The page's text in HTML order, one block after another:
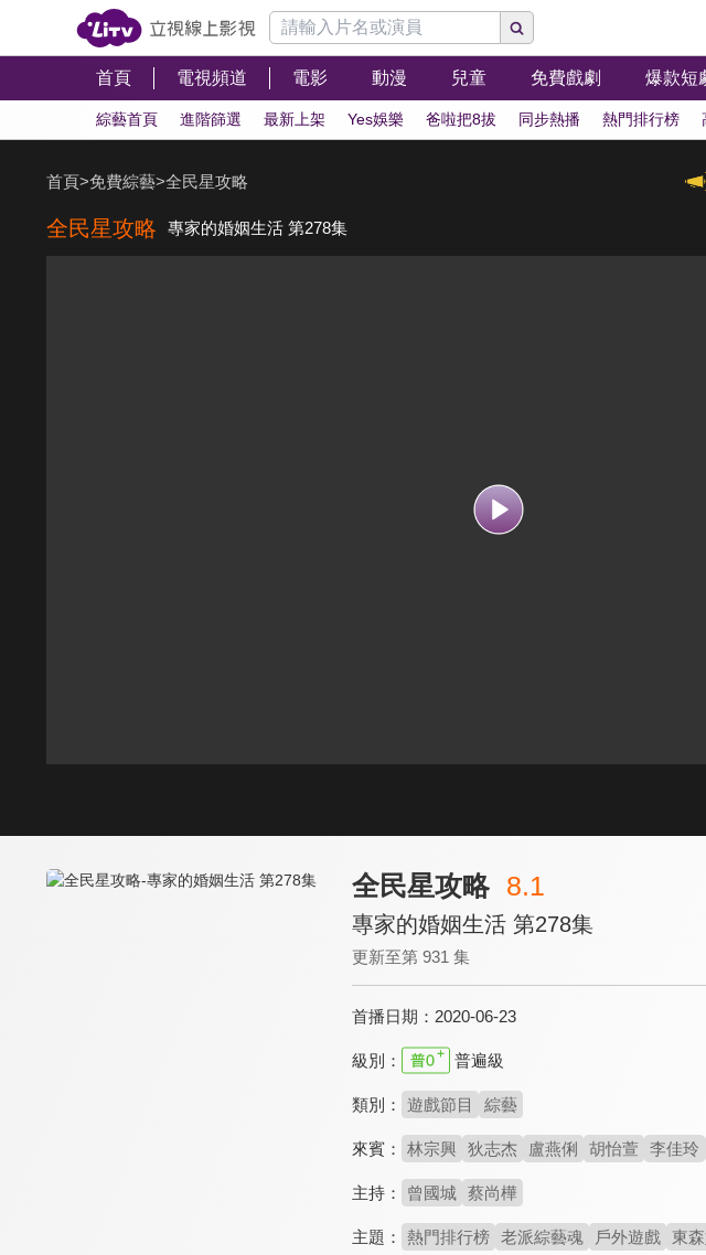
首頁 電視頻道 電影 動漫 兒童 免費戲劇 爆款短
綜藝首頁 進階篩選 最新上架 Yes娛樂 爸啦把8拔 同步熱播 熱門排行榜
首頁>免費綜藝>全民星攻略
全民星攻略 專家的婚姻生活 第278集
全民星攻略 8.1
專家的婚姻生活 第278集
更新至第 931 集
首播日期： 2020-06-23
級別： 普遍級
類別： 遊戲節目 綜藝
來賓： 林宗興 狄志杰 盧燕俐 胡怡萱 李佳玲
主持： 曾國城 蔡尚樺
主題： 熱門排行榜 老派綜藝魂 戶外遊戲 東